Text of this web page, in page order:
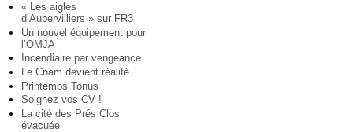
« Les aigles
d’Aubervilliers » sur FR3
Un nouvel équipement pour
l’OMJA
Incendiaire par vengeance
Le Cnam devient réalité
Printemps Tonus
Soignez vos CV !
La cité des Prés Clos
évacuée